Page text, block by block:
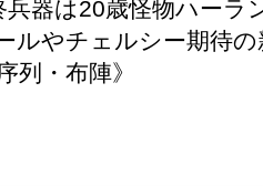
兵器は20歳怪物ハーラ
ルやチェルシー期待
列・布陣》